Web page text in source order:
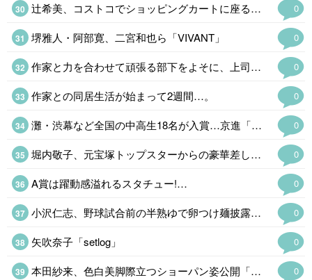
0
辻希美、コストコでショッピングカートに座る次女・夢空(ゆめあ)ちゃんの姿公…
0
堺雅人・阿部寛、二宮和也ら「VIVANT」
0
作家と力を合わせて頑張る部下をよそに、上司は陰で悪口を言っていて…【この恋、ホンモノに編むには#
0
作家との同居生活が始まって2週間…。
0
灘・渋幕など全国の中高生18名が入賞…京進「数学解法コンテスト」
0
堀内敬子、元宝塚トップスターからの豪華差し入れ披露「レベルが違う」
0
A賞は躍動感溢れるスタチュー!…
0
小沢仁志、野球試合前の半熟ゆで卵つけ麺披露「たっぷりでスタミナつきそう」
0
矢吹奈子「setlog」
0
本田紗来、色白美脚際立つショーパン姿公開「スタイル良すぎ」